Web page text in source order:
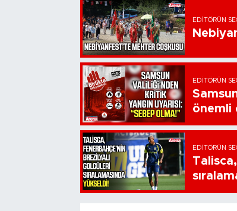
EDITÖRÜN
EDITÖRÜN
önemli
EDITÖRÜN